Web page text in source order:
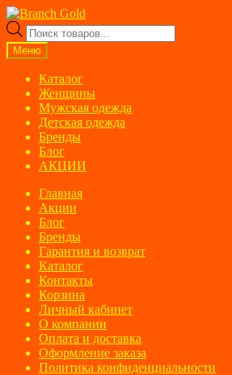
Перейти
к
навигации
Перейти
к
содержимому
Поиск
товаров
Меню
Каталог
Женщины
Мужская одежда
Детская одежда
Бренды
Блог
АКЦИИ
Главная
Акции
Блог
Бренды
Гарантия и возврат
Каталог
Контакты
Корзина
Личный кабинет
О компании
Оплата и доставка
Оформление заказа
Политика конфиденциальности